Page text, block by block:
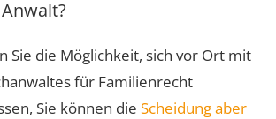
Sie die Möglichkeit, sich vor Ort mit
für Familienrecht
Sie können die Scheidung aber